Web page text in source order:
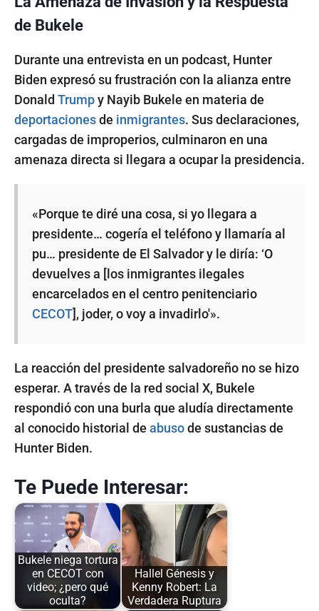
de Bukele
Durante una entrevista en un podcast, Hunter
Biden expresó su frustración con la alianza entre
Donald Trumpy Nayib Bukele en materia de
deportacionesde inmigrantes. Sus declaraciones,
cargadas de improperios, culminaron en una
amenaza directa si llegara a ocupar la presidencia.
«Porque te diré una cosa, si yo llegara a
presidente… cogería el teléfono y llamaría al
pu… presidente de El Salvador y le diría: ‘O
devuelves a [los inmigrantes ilegales
encarcelados en el centro penitenciario
CECOT], joder, o voy a invadirlo'».
La reacción del presidente salvadoreño no se hizo
esperar. A través de la red social X, Bukele
respondió con una burla que aludía directamente
al conocido historial de abusode sustancias de
Hunter Biden.
Te Puede Interesar:
Bukele niega tortura
en CECOT con
video; ¿pero qué
oculta?
Hallel Génesis y
Kenny Robert: La
Verdadera Ruptura